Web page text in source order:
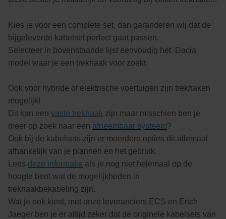
Kies je voor een complete set, dan garanderen wij dat de
bijgeleverde kabelset perfect gaat passen.
Selecteer in bovenstaande lijst eenvoudig het Dacia
model waar je een trekhaak voor zoekt.
Ook voor hybride of elektrische voertuigen zijn trekhaken
mogelijk!
Dit kan een vaste trekhaak zijn maar misschien ben je
meer op zoek naar een afneembaar systeem?
Ook bij de kabelsets zijn er meerdere opties dit allemaal
afhankelijk van je plannen en het gebruik.
Lees deze informatie als je nog niet helemaal op de
hoogte bent wat de mogelijkheden in
trekhaakbekabeling zijn.
Wat je ook kiest, met onze leveranciers ECS en Erich
Jaeger ben je er altijd zeker dat de originele kabelsets van